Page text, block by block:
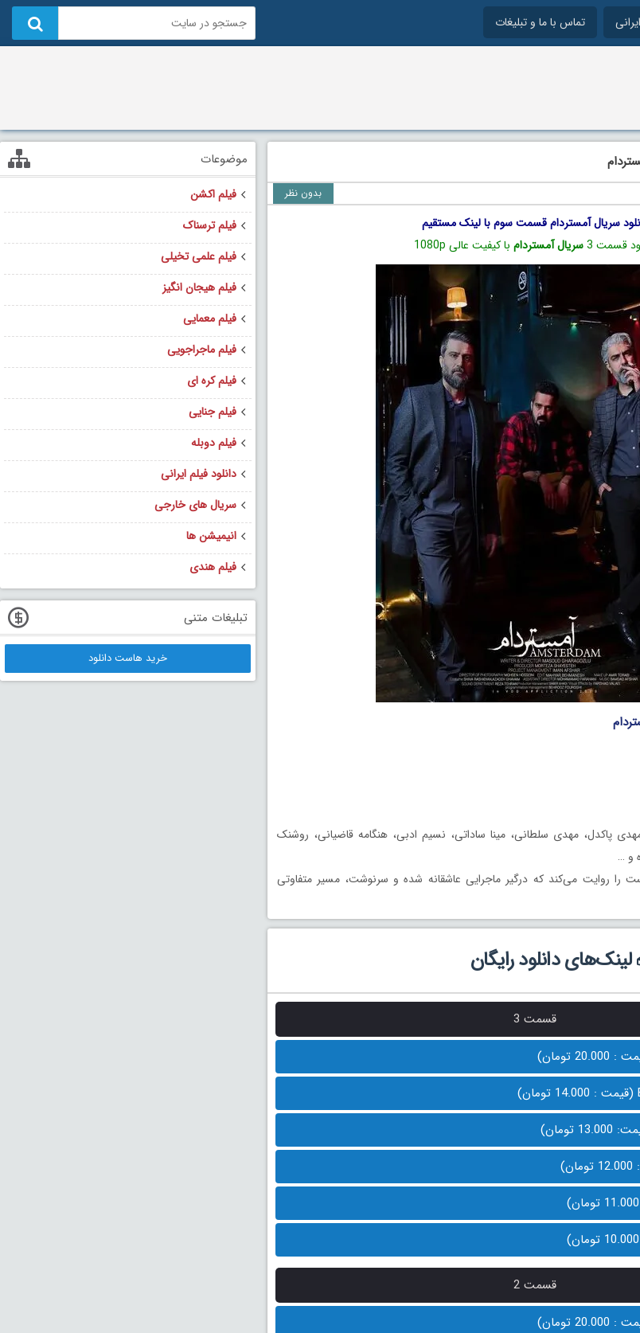
تماس با ما و تبلیغات
بدون نظر
سریال آمستردام قسمت سوم با لینک مستقیم
قسمت 3
سریال آمستردام با کیفیت عالی 1080p
پاکدل، مهدی سلطانی، مینا ساداتی، نسیم ادبی، هنگامه قاضیانی، روشنک
و …
را روایت می‌کند که درگیر ماجرایی عاشقانه شده و سرنوشت، مسیر متفاوتی
دانلود رایگان
قسمت 3
قسمت 2
موضوعات
فیلم اکشن
فیلم ترسناک
فیلم علمی تخیلی
فیلم هیجان انگیز
فیلم معمایی
فیلم ماجراجویی
فیلم کره ای
فیلم جنایی
فیلم دوبله
دانلود فیلم ایرانی
سریال های خارجی
انیمیشن ها
فیلم هندی
تبلیغات متنی
خرید هاست دانلود